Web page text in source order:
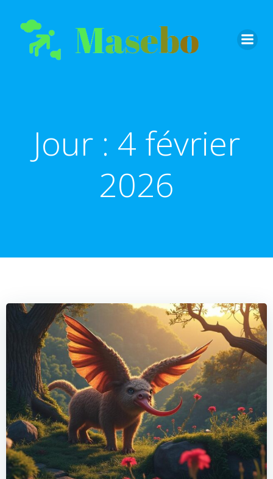
contenu
Jour : 4 février
2026